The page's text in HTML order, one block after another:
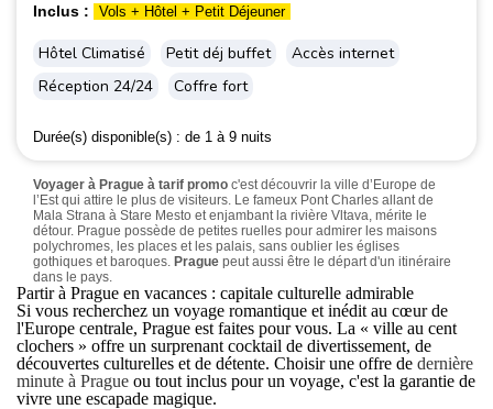
Inclus : Vols + Hôtel + Petit Déjeuner
Hôtel Climatisé Petit déj buffet
Accès internet
Réception 24/24
Coffre fort
Durée(s) disponible(s) : de 1 à 9 nuits
Voyager à Prague à tarif promo c'est découvrir la ville d’Europe de
l’Est qui attire le plus de visiteurs. Le fameux Pont Charles allant de
Mala Strana à Stare Mesto et enjambant la rivière Vltava, mérite le
détour. Prague possède de petites ruelles pour admirer les maisons
polychromes, les places et les palais, sans oublier les églises
gothiques et baroques. Prague peut aussi être le départ d'un itinéraire
dans le pays.
Partir à Prague en vacances : capitale culturelle admirable
Si vous recherchez un voyage romantique et inédit au cœur de
l'Europe centrale, Prague est faites pour vous. La « ville au cent
clochers » offre un surprenant cocktail de divertissement, de
découvertes culturelles et de détente. Choisir une offre de dernière
minute à Prague ou tout inclus pour un voyage, c'est la garantie de
vivre une escapade magique.